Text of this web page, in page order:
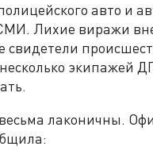
авто и
Лихие виражи
экипажей
лаконичны.